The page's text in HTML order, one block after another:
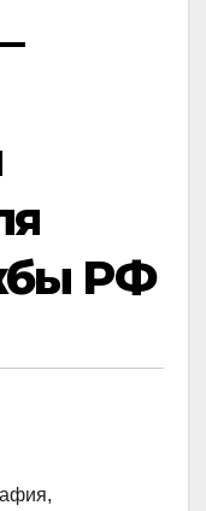
РФ